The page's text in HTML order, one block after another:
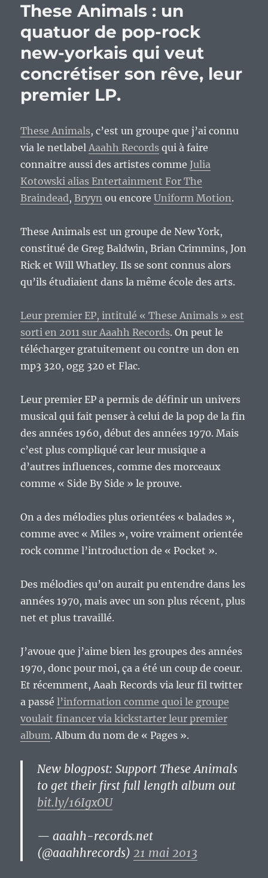
encore
offensive
Nivelle
version
musicale
These Animals : un
quatuor de pop-rock
new-yorkais qui veut
concrétiser son rêve, leur
premier LP.
These Animals, c’est un groupe que j’ai connu
via le netlabelAaahh Records qui à faire
connaitre aussi des artistes comme Julia
Kotowski alias Entertainment For The
Braindead,Bryyn ou encoreUniform Motion.
These Animals est un groupe de New York,
constitué de Greg Baldwin, Brian Crimmins, Jon
Rick et Will Whatley. Ils se sont connus alors
qu’ils étudiaient dans la même école des arts.
Leur premier EP, intitulé « These Animals » est
sorti en 2011 sur Aaahh Records. On peut le
télécharger gratuitement ou contre un don en
mp3 320, ogg 320 et Flac.
Leur premier EP a permis de définir un univers
musical qui fait penser à celui de la pop de la fin
des années 1960, début des années 1970. Mais
c’est plus compliqué car leur musique a
d’autres influences, comme des morceaux
comme « Side By Side » le prouve.
On a des mélodies plus orientées « balades »,
comme avec « Miles », voire vraiment orientée
rock comme l’introduction de « Pocket ».
Des mélodies qu’on aurait pu entendre dans les
années 1970, mais avec un son plus récent, plus
net et plus travaillé.
J’avoue que j’aime bien les groupes des années
1970, donc pour moi, ça a été un coup de coeur.
Et récemment, Aaah Records via leur fil twitter
a passél’information comme quoi le groupe
voulait financer via kickstarter leur premier
album. Album du nom de « Pages ».
New blogpost: Support These Animals
to get their first full length album out
bit.ly/16IgxOU
— aaahh-records.net
(@aaahhrecords)21 mai 2013